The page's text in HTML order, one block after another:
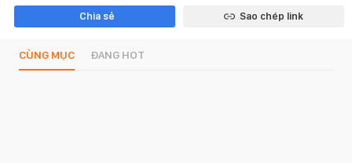
Chia sẻ Sao chép link
CÙNG MỤC ĐANG HOT